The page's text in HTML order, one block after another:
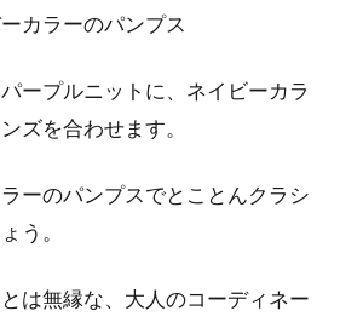
カラーのパンプス
ープルニットに、ネイビーカラ
ズを合わせます。
ーのパンプスでとことんクラシ
う。
は無縁な、大人のコーディネー